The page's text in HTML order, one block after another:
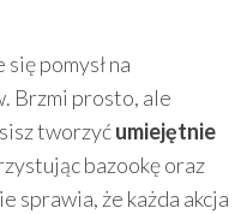
pomysł na
Brzmi prosto, ale
tworzyćumiejętnie
bazookę oraz
sprawia, że każda akcja